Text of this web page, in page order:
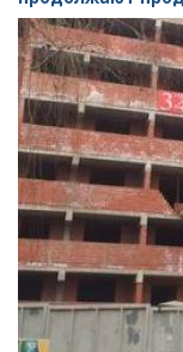
построили
жилья
на
пятое
уголовное
дело